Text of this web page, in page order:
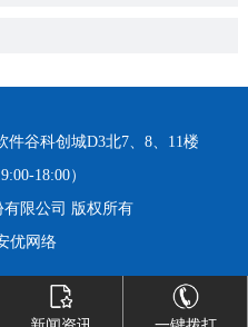
件谷科创城D3北7、8、11楼
18:00）
有限公司 版权所有
优网络